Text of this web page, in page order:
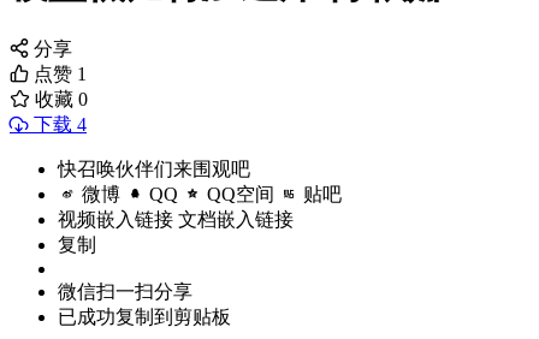
分享
点赞 1
收藏 0
下载 4
快召唤伙伴们来围观吧
微博 QQ QQ空间 贴吧
视频嵌入链接 文档嵌入链接
复制
微信扫一扫分享
已成功复制到剪贴板